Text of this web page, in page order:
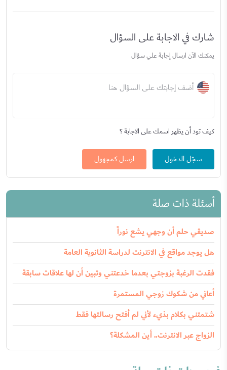
شارك في الاجابة على السؤال
يمكنك الآن ارسال إجابة علي سؤال
أضف إجابتك على السؤال هنا
كيف تود أن يظهر اسمك على الاجابة ؟
سجّل الدخول ارسل كمجهول
أسئلة ذات صلة
صديقي حلم أن وجهي يشع نوراً
هل يوجد مواقع في الانترنت لدراسة الثانوية العامة
فقدت الرغبة بزوجتي بعدما خدعتني وتبين أن لها علاقات سابقة
أعاني من شكوك زوجي المستمرة
شتمتني بكلام بذيء لأني لم أفتح رسالتها فقط
الزواج عبر الانترنت.. أين المشكلة؟